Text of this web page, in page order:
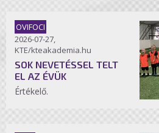
OVIFOCI
2026-07-27,
KTE/kteakademia.hu
SOK NEVETÉSSEL TELT
EL AZ ÉVÜK
Értékelő.